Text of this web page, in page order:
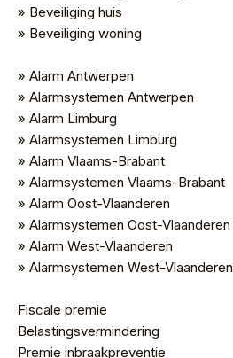
» Beveiliging huis
» Beveiliging woning
» Alarm Antwerpen
» Alarmsystemen Antwerpen
» Alarm Limburg
» Alarmsystemen Limburg
» Alarm Vlaams-Brabant
» Alarmsystemen Vlaams-Brabant
» Alarm Oost-Vlaanderen
» Alarmsystemen Oost-Vlaanderen
» Alarm West-Vlaanderen
» Alarmsystemen West-Vlaanderen
Fiscale premie
Belastingsvermindering
Premie inbraakpreventie